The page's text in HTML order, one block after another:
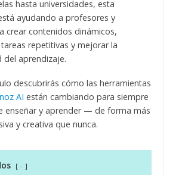
hasta universidades, esta
ayudando a profesores y
crear contenidos dinámicos,
repetitivas y mejorar la
del aprendizaje.
descubrirás cómo las herramientas
AI están cambiando para siempre
enseñar y aprender — de forma más
y creativa que nunca.
-